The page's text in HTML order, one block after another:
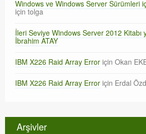
Windows ve Windows Server Sürümleri
içintolga
İleri Seviye Windows Server 2012 Kitabı
İbrahim ATAY
IBM X226 Raid Array Error için Okan
IBM X226 Raid Array Error için Erdal
Arşivler